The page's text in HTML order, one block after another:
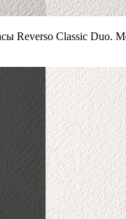
Reverso Classic Duo.